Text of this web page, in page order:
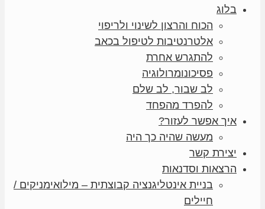
בלוג
הכוח והרצון לשינוי ולריפוי
אלטרנטיבות לטיפול בכאב
להתגרש אחרת
פסיכונומרולוגיה
לב שבור, לב שלם
להפרד מהפחד
איך אפשר לעזור?
מעשה שהיה כך היה
יצירת קשר
הרצאות וסדנאות
בניית אינטליגנציה קבוצתית – מילואימניקים /
חיילים